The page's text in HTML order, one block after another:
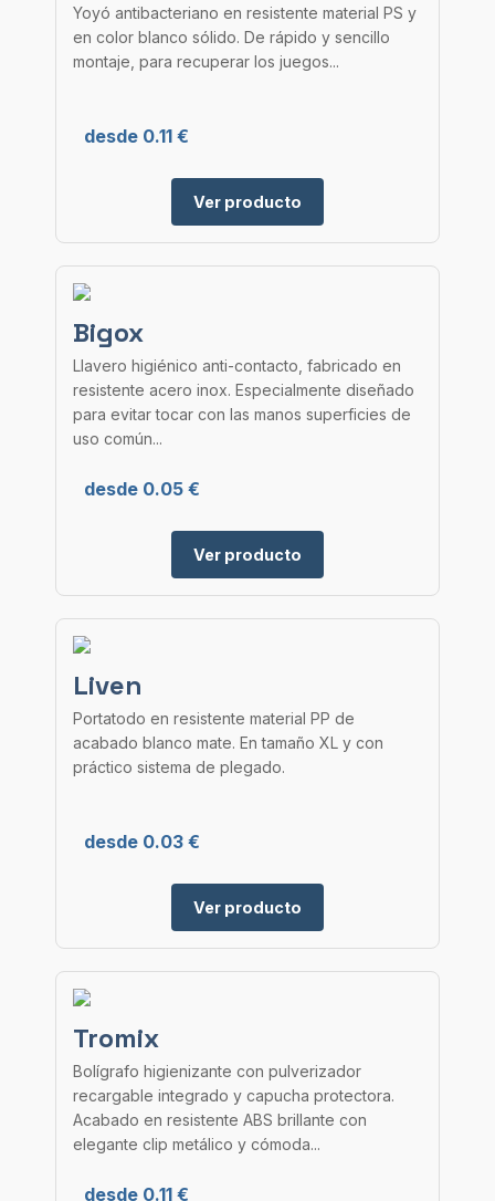
Yoyó antibacteriano en resistente material PS y
en color blanco sólido. De rápido y sencillo
montaje, para recuperar los juegos...
desde 0.11 €
Ver producto
Bigox
Llavero higiénico anti-contacto, fabricado en
resistente acero inox. Especialmente diseñado
para evitar tocar con las manos superficies de
uso común...
desde 0.05 €
Ver producto
Liven
Portatodo en resistente material PP de
acabado blanco mate. En tamaño XL y con
práctico sistema de plegado.
desde 0.03 €
Ver producto
Tromix
Bolígrafo higienizante con pulverizador
recargable integrado y capucha protectora.
Acabado en resistente ABS brillante con
elegante clip metálico y cómoda...
desde 0.11 €